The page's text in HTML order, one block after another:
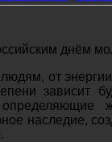
днём
от
зависит
наследие,